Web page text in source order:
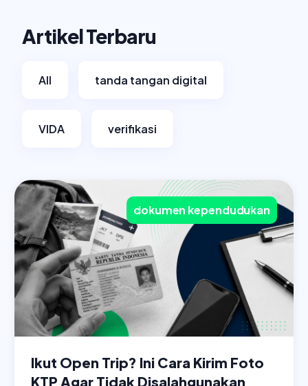
Artikel Terbaru
All tanda tangan digital
VIDA verifikasi
dokumen kependudukan
Ikut Open Trip? Ini Cara Kirim Foto
KTP Agar Tidak Disalahgunakan